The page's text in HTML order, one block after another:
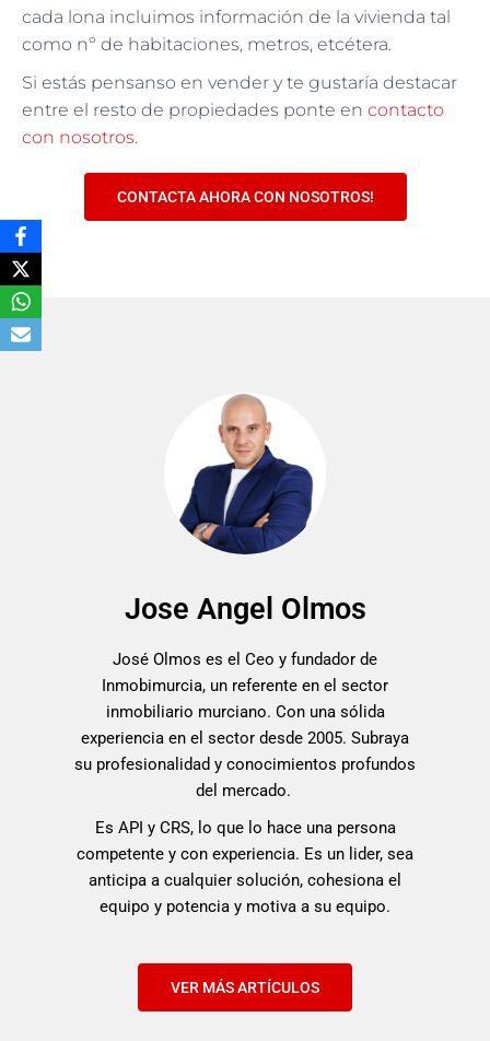
cada lona incluimos información de la vivienda tal
como nº de habitaciones, metros, etcétera.
Si estás pensanso en vender y te gustaría destacar
entre el resto de propiedades ponte en contacto
con nosotros.
CONTACTA AHORA CON NOSOTROS!
Jose Angel Olmos
José Olmos es el Ceo y fundador de
Inmobimurcia, un referente en el sector
inmobiliario murciano. Con una sólida
experiencia en el sector desde 2005. Subraya
su profesionalidad y conocimientos profundos
del mercado.
Es API y CRS, lo que lo hace una persona
competente y con experiencia. Es un lider, sea
anticipa a cualquier solución, cohesiona el
equipo y potencia y motiva a su equipo.
VER MÁS ARTÍCULOS